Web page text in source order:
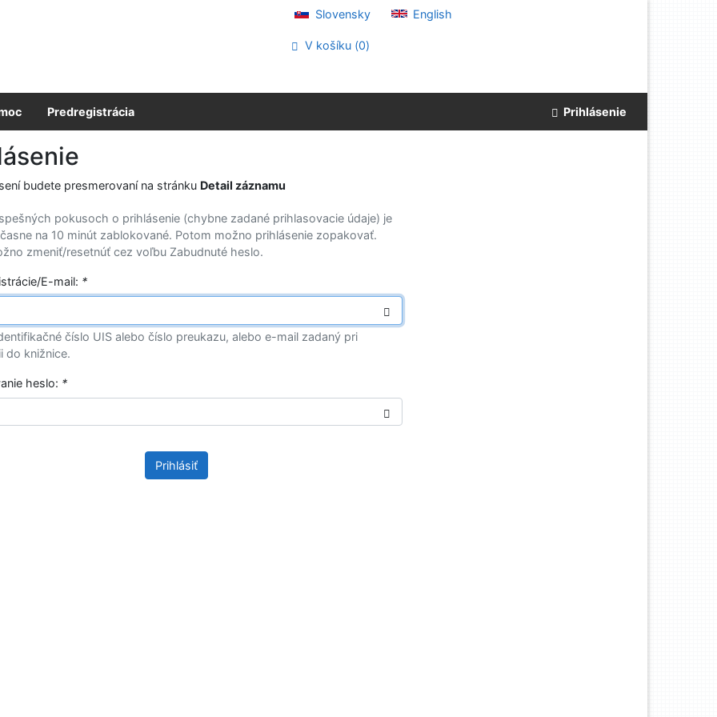
Slovensky English
V košíku (0)
Predregistrácia Prihlásenie
budete presmerovaní na stránku Detail záznamu
pokusoch o prihlásenie (chybne zadané prihlasovacie údaje) je
na 10 minút zablokované. Potom možno prihlásenie zopakovať.
zmeniť/resetnúť cez voľbu Zabudnuté heslo.
E-mail: *
číslo UIS alebo číslo preukazu, alebo e-mail zadaný pri
do knižnice.
heslo: *
Prihlásiť